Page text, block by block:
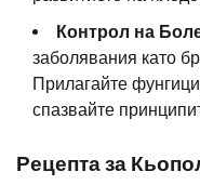
Контрол на
заболявания като
Прилагайте
спазвайте
Рецепта за